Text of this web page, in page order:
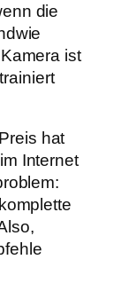
die
ist
hat
Internet